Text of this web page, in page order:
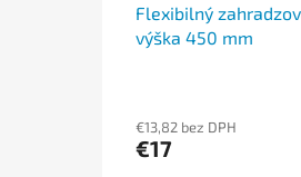
Flexibilný
výška 450 mm
produktu
je
€13,82 bez DPH
€17